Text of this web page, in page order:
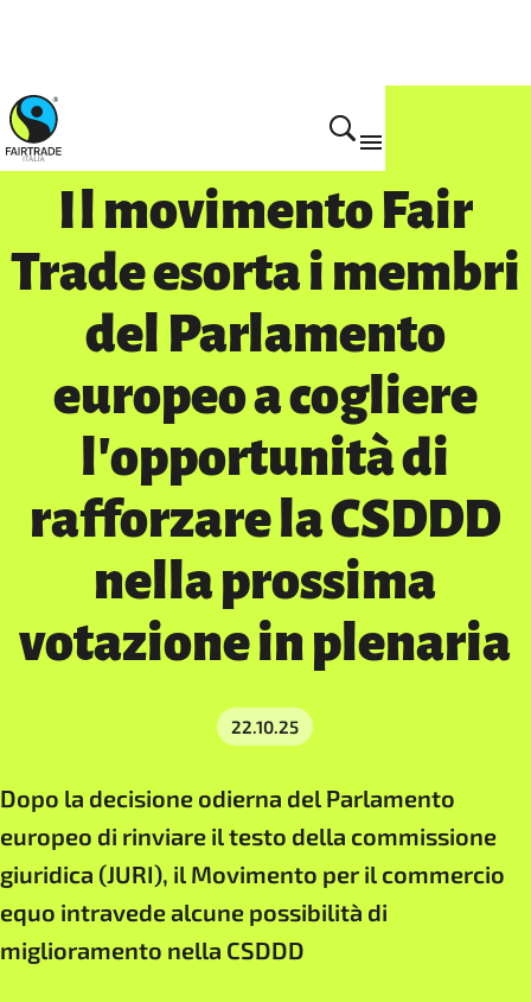
Home
Il movimento Fair
Trade esorta i membri
del Parlamento
europeo a cogliere
l'opportunità di
rafforzare la CSDDD
nella prossima
votazione in plenaria
22.10.25
Dopo la decisione odierna del Parlamento
europeo di rinviare il testo della commissione
giuridica (JURI), il Movimento per il commercio
equo intravede alcune possibilità di
miglioramento nella CSDDD